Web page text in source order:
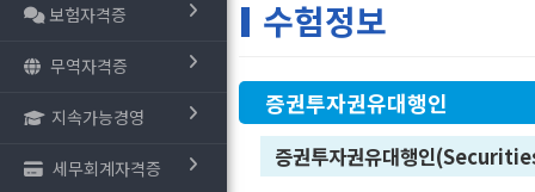
보험자격증
무역자격증
지속가능경영
세무회계자격증
수험정보
증권투자권유대행인
증권투자권유대행인